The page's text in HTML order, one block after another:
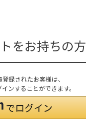
をお持ちの方
録されたお客様は、
ンすることができます。